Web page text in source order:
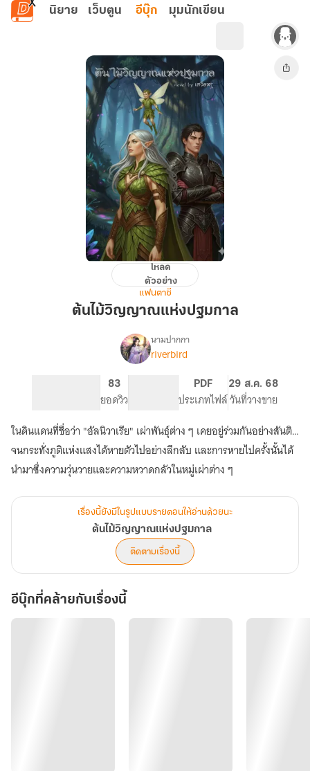
ข้ามไปยังเนื้อหาหลัก
นิยาย เว็บตูน อีบุ๊ก มุมนักเขียน
ต้นไม้
วิญญาณ
แห่ง
โหลด
ตัวอย่าง
แฟนตาซี
ต้นไม้วิญญาณแห่งปฐมกาล
เรื่อง
วิญญาณ
กาล
นามปากกา
riverbird
83
ยอดวิว
PDF
ประเภทไฟล์
29 ส.ค. 68
วันที่วางขาย
ในดินแดนที่ชื่อว่า "อัลนิวาเรีย" เผ่าพันธุ์ต่าง ๆ เคยอยู่ร่วมกันอย่างสันติ…
จนกระทั่งภูติแห่งแสงได้หายตัวไปอย่างลึกลับ และการหายไปครั้งนั้นได้
เรื่องนี้ยังมีในรูปแบบรายตอนให้อ่านด้วยนะ
ต้นไม้วิญญาณแห่งปฐมกาล
ติดตามเรื่องนี้
อีบุ๊กที่คล้ายกับเรื่องนี้